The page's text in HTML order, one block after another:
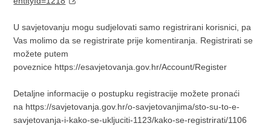
U savjetovanju mogu sudjelovati samo registrirani korisnici, pa
Vas molimo da se registrirate prije komentiranja. Registrirati se
možete putem
poveznice https://esavjetovanja.gov.hr/Account/Register
Detaljne informacije o postupku registracije možete pronaći
na https://savjetovanja.gov.hr/o-savjetovanjima/sto-su-to-e-
savjetovanja-i-kako-se-ukljuciti-1123/kako-se-registrirati/1106